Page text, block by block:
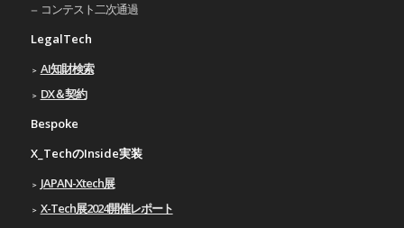
コンテスト二次通過
LegalTech
AI知財検索
DX＆契約
Bespoke
X_TechのInside実装
JAPAN-Xtech展
X-Tech展2024開催レポート